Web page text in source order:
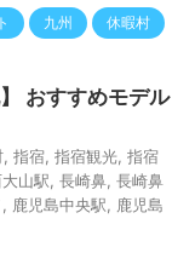
九州 休暇村
おすすめモデル
指宿 指宿観光 指宿
山駅 長崎鼻 長崎鼻
鹿児島中央駅
鹿児島